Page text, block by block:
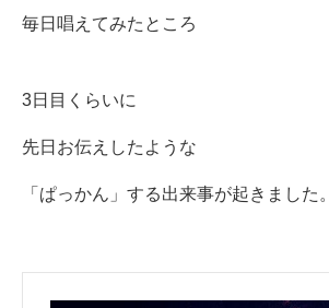
毎日唱えてみたところ
3日目くらいに
先日お伝えしたような
「ぱっかん」する出来事が起きました。